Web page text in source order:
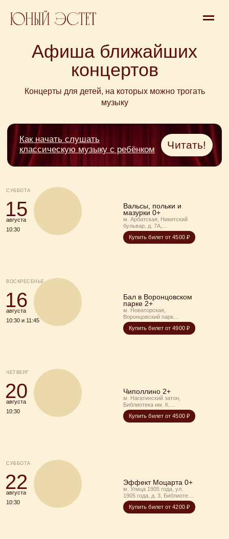
Афиша ближайших
концертов
Концерты для детей, на которых можно трогать
музыку
классическую музыку с ребёнком
Читать!
СУББОТА
15
августа
10:30
Вальсы, польки и
мазурки 0+
м. Арбатская, Никитский
бульвар, д. 7А,
театральная гостиная дома
Гоголя
Купить билет от 4500 ₽
ВОСКРЕСЕНЬЕ
16
августа
10:30 и 11:45
Бал в Воронцовском
парке 2+
м. Новаторская,
Воронцовский парк
(Оранжерея)
Купить билет от 4900 ₽
ЧЕТВЕРГ
20
августа
10:30
Чиполлино 2+
м. Нагатинский затон,
Библиотека им. К.
Симонова
Купить билет от 4500 ₽
СУББОТА
22
августа
10:30
Эффект Моцарта 0+
м. Улица 1905 года, ул.
1905 года, д. 3, Библиотека
И. Бунина
Купить билет от 4200 ₽